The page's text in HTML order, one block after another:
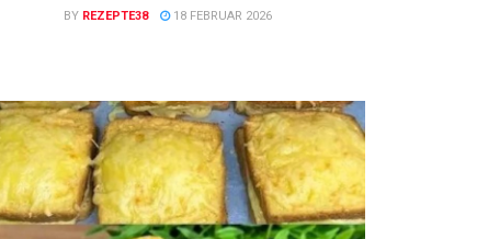
BY REZEPTE38 18 FEBRUAR 2026